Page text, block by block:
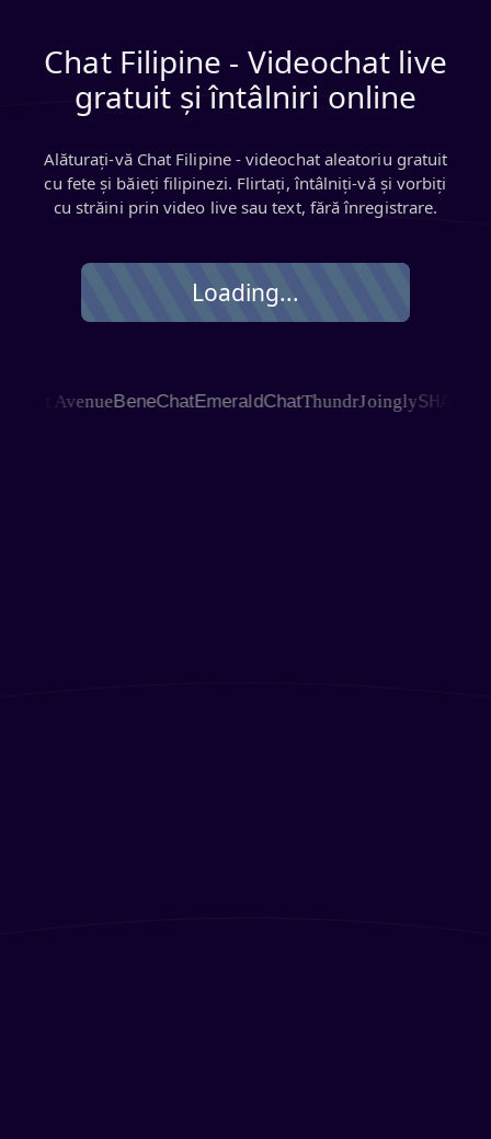
Chat Filipine - Videochat live
gratuit și întâlniri online
Alăturați-vă Chat Filipine - videochat aleatoriu gratuit
cu fete și băieți filipinezi. Flirtați, întâlniți-vă și vorbiți
cu străini prin video live sau text, fără înregistrare.
Loading...
AvenueBeneChatEmeraldChatThundrJoinglySHAGLE